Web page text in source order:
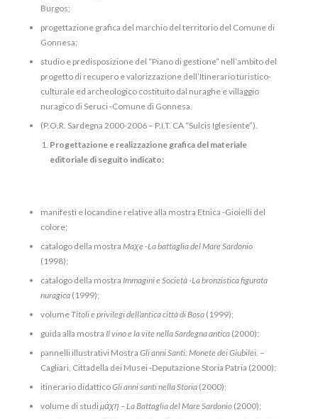
Burgos;
progettazione grafica del marchio del territorio del Comune di
Gonnesa;
studio e predisposizione del “Piano di gestione” nell’ambito del
progetto di recupero e valorizzazione dell’Itinerario turistico-
culturale ed archeologico costituito dal nuraghe e villaggio
nuragico di Seruci -Comune di Gonnesa.
(P.O.R. Sardegna 2000-2006 – P.I.T. CA “Sulcis Iglesiente”).
Progettazione e realizzazione grafica del materiale
editoriale di seguito indicato:
manifesti e locandine relative alla mostra Etnica -Gioielli del
colore;
catalogo della mostra Maχe-La battaglia del Mare Sardonio
(1998);
catalogo della mostra Immagini e Società -La bronzistica figurata
nuragica(1999);
volume Titoli e privilegi dell’antica città di Bosa(1999);
guida alla mostra Il vino e la vite nella Sardegna antica(2000);
pannelli illustrativi Mostra Gli anni Santi. Monete dei Giubilei. –
Cagliari, Cittadella dei Musei -Deputazione Storia Patria (2000);
itinerario didatticoGli anni santi nella Storia(2000);
volume di studi µάχη –La Battaglia del Mare Sardonio(2000);